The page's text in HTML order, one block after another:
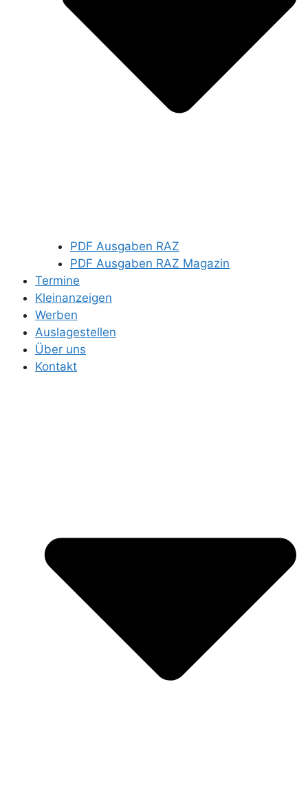
PDF Ausgaben RAZ
PDF Ausgaben RAZ Magazin
Termine
Kleinanzeigen
Werben
Auslagestellen
Über uns
Kontakt